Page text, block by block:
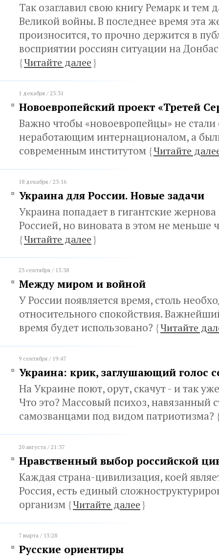
Так озаглавил свою книгу Ремарк и тем
Великой войны. В последнее время эта
произносится, то прочно держится в
восприятии россиян ситуации на
{Читайте далее}
1 декабря / 23:31
Новоевропейский проект «Третей
Важно чтобы «новоевропейцы» не
неработающим интернационалом, а
современным институтом {Читайте
18 декабря / 23:16
Украина для России. Новые задачи
Украина попадает в гигантские
Россией, но виновата в этом не меньше
{Читайте далее}
23 сентября / 13:38
Между миром и войной
У России появляется время, столь
относительного спокойствия.
время будет использовано? {Читайте
9 сентября / 19:47
Украина: крик, заглушающий голос
На Украине поют, орут, скачут - и так
Что это? Массовый психоз, навязанный
самозванцами под видом патриотизма?
20 августа / 21:37
Нравственный выбор российской
Каждая страна-цивилизация, коей
Россия, есть единый
организм {Читайте далее}
7 марта / 13:28
Русские ориентиры